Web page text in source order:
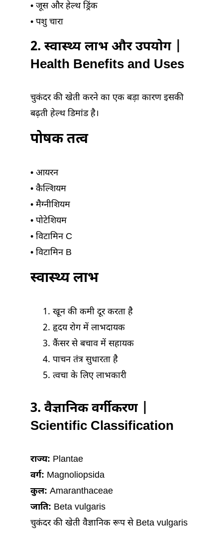
• जूस और हेल्थ ड्रिंक
• पशु चारा
2. स्वास्थ्य लाभ और उपयोग |
Health Benefits and Uses
चुकंदर की खेती करने का एक बड़ा कारण इसकी
बढ़ती हेल्थ डिमांड है।
पोषक तत्व
• आयरन
• कैल्शियम
• मैग्नीशियम
• पोटेशियम
• विटामिन C
• विटामिन B
स्वास्थ्य लाभ
खून की कमी दूर करता है
हृदय रोग में लाभदायक
कैंसर से बचाव में सहायक
पाचन तंत्र सुधारता है
त्वचा के लिए लाभकारी
3. वैज्ञानिक वर्गीकरण |
Scientific Classification
राज्य: Plantae
वर्ग: Magnoliopsida
कुल: Amaranthaceae
जाति: Beta vulgaris
चुकंदर की खेती वैज्ञानिक रूप से Beta vulgaris